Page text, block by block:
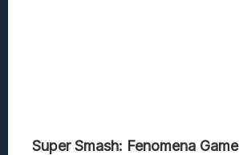
Super Smash: Fenomena Game